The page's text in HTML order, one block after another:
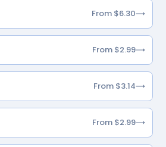
From $6.30
From $2.99
From $3.14
From $2.99